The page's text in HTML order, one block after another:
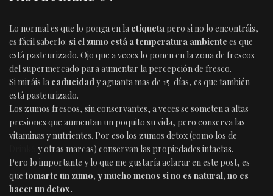
Lo normal es que lo ponga en la etiqueta pero si no lo encontráis,
es fácil saberlo: si el zumo está a temperatura ambiente es que
está pasteurizado. Ojo que a veces lo ponen en la zona de frescos
del supermercado para aumentar la percepción de fresco.
Si miráis la caducidady aguanta mas de 15 días, es que también
está pasteurizado.
Los zumos frescos, sin conservantes, a veces se someten a altas
presiones que aumentan un poquito su vida, pero conserva las
vitaminas y nutrientes. Por eso los zumos detox (como los de
y otras marcas) conservan las propiedades intactas.
Pero lo importante y lo que me gustaría aclarar en este post, es
que tomarte un zumo, y mucho menos si no es natural, no es
hacer un detox.